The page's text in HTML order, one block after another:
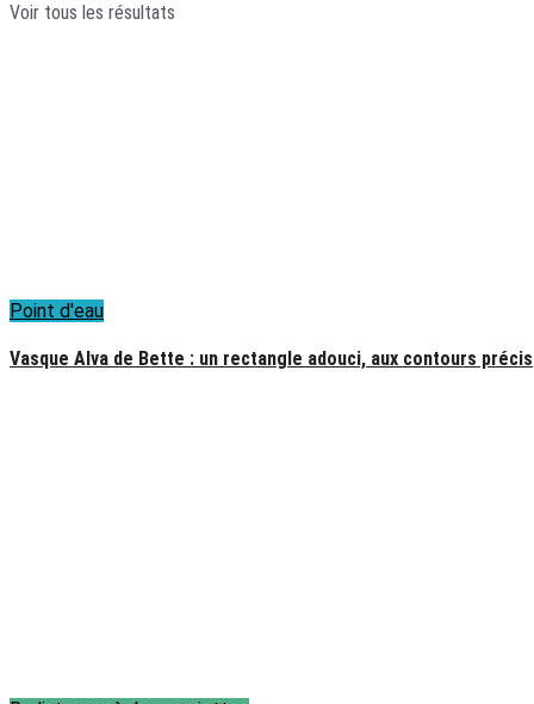
Voir tous les résultats
Point d'eau
Vasque Alva de Bette : un rectangle adouci, aux contours précis